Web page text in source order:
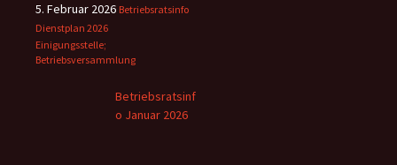
5. Februar 2026 Betriebsratsinfo
Dienstplan 2026
Einigungsstelle;
Betriebsversammlung
Betriebsratsinf
o Januar 2026